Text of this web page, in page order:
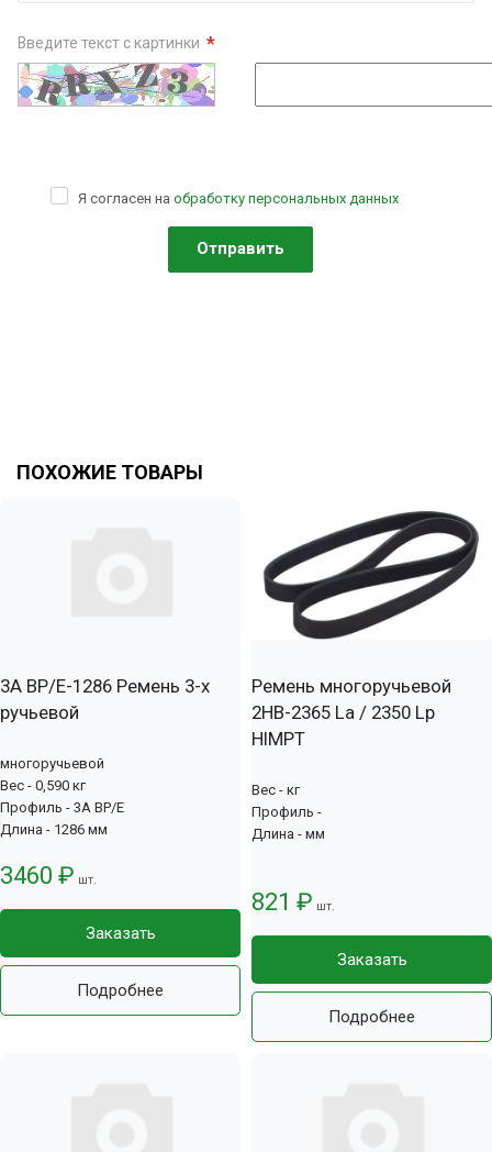
Введите текст с картинки *
Я согласен на обработку персональных данных
ПОХОЖИЕ ТОВАРЫ
3А BP/E-1286 Ремень 3-х
ручьевой
многоручьевой
Вес - 0,590 кг
Профиль - 3А BP/E
Длина - 1286 мм
3460 ₽ шт.
Заказать
Подробнее
Ремень многоручьевой
2НВ-2365 La / 2350 Lp
HIMPT
Вес - кг
Профиль -
Длина - мм
821 ₽ шт.
Заказать
Подробнее